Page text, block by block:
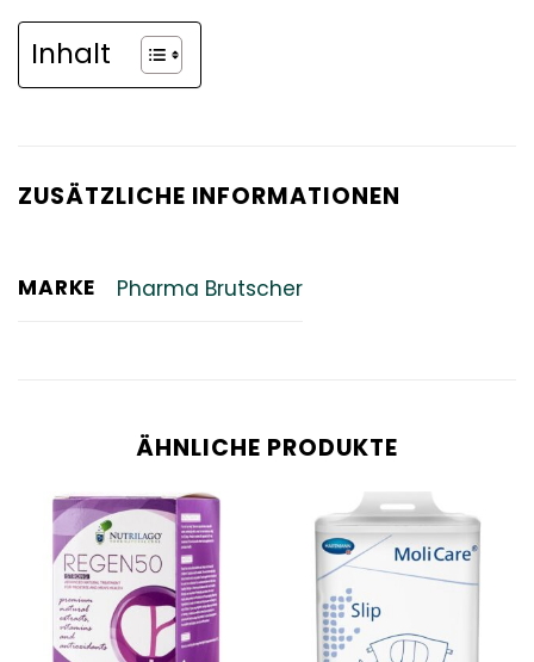
Inhalt
ZUSÄTZLICHE INFORMATIONEN
MARKE Pharma Brutscher
ÄHNLICHE PRODUKTE